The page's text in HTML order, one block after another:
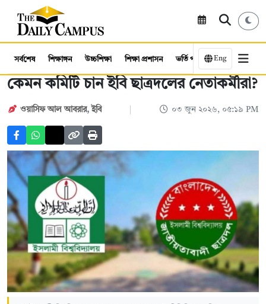
সর্বশেষ শিক্ষাঙ্গন উচ্চশিক্ষা শিক্ষা প্রশাসন ভর্তি পরীক্ষা কর্মসংস্থান
Eng
কেমন কমিটি চান ইবি ছাত্রদলের নেতাকর্মীরা?
ওয়াসিফ আল আবরার,ইবি ০৩ জুন ২০২৬, ০৫:১৯ PM